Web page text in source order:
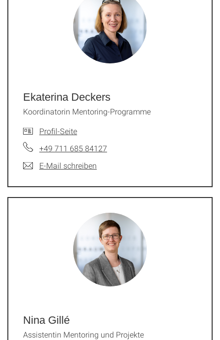
Ekaterina Deckers
Koordinatorin Mentoring-Programme
Profil-Seite
+49 711 685 84127
E-Mail schreiben
Nina Gillé
Assistentin Mentoring und Projekte